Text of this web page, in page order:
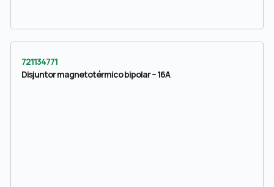
721134771
Disjuntor magnetotérmico bipolar – 16A